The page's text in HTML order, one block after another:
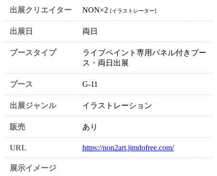
出展クリエイター NON×2 [イラストレーター]
出展日 両日
ブースタイプ
ライブペイント専用パネル付きブー
ス・両日出展
ブース G-11
出展ジャンル イラストレーション
販売 あり
URL https://non2art.jimdofree.com/
展示イメージ